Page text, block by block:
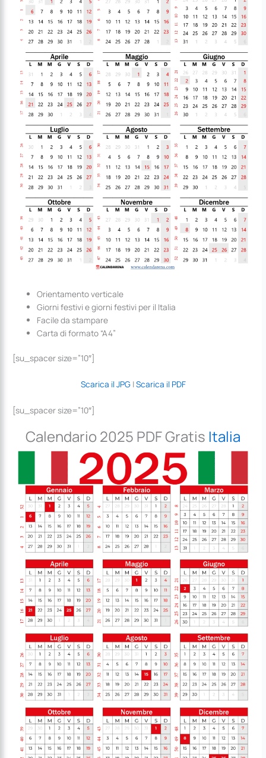
Orientamento verticale
Giorni festivi e giorni festivi per il Italia
Facile da stampare
Carta di formato “A4”
[su_spacer size=”10″]
Scarica il JPG|Scarica il PDF
[su_spacer size=”10″]
Calendario 2025 PDF Gratis Italia